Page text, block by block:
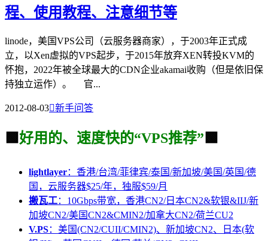
程、使用教程、注意细节等
linode，美国VPS公司（云服务器商家），于2003年正式成
立，以Xen虚拟的VPS起步，于2015年放弃XEN转投KVM的
怀抱，2022年被全球最大的CDN企业akamai收购（但是依旧保
持独立运作）。 官...
2012-08-03新手问答
🟩 好用的、速度快的“VPS推荐” 🟩
lightlayer：香港/台湾/菲律宾/泰国/新加坡/美国/英国/德
国，云服务器$25/年，独服$59/月
搬瓦工：10Gbps带宽，香港CN2/日本CN2&软银&IIJ/新
加坡CN2/美国CN2&CMIN2/加拿大CN2/荷兰CU2
V.PS：美国(CN2/CUII/CMIN2)、新加坡CN2、日本(软